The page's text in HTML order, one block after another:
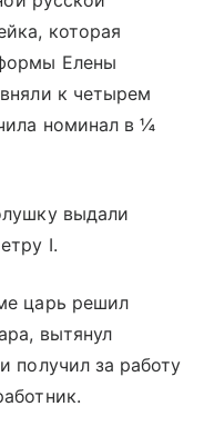
которая
Елены
к четырем
номинал в ¼
выдали
I.
царь решил
вытянул
получил за работу